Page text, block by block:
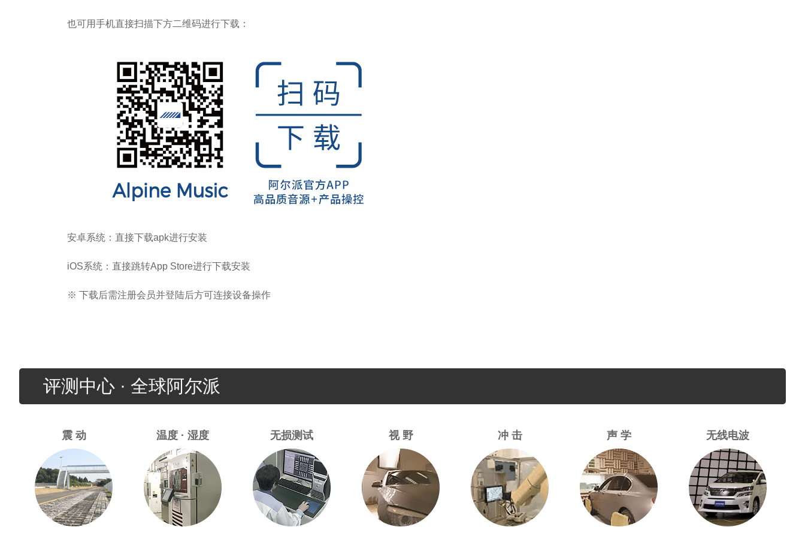
也可用手机直接扫描下方二维码进行下载：
安卓系统：直接下载apk进行安装
iOS系统：直接跳转App Store进行下载安装
※ 下载后需注册会员并登陆后方可连接设备操作
评测中心 · 全球阿尔派
震 动 温度 · 湿度 无损测试 视 野 冲 击 声 学 无线电波